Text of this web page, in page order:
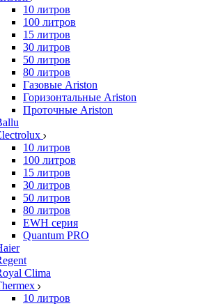
10 литров
100 литров
15 литров
30 литров
50 литров
80 литров
Газовые Ariston
Горизонтальные Ariston
Проточные Ariston
10 литров
100 литров
15 литров
30 литров
50 литров
80 литров
EWH серия
Quantum PRO
Clima
10 литров